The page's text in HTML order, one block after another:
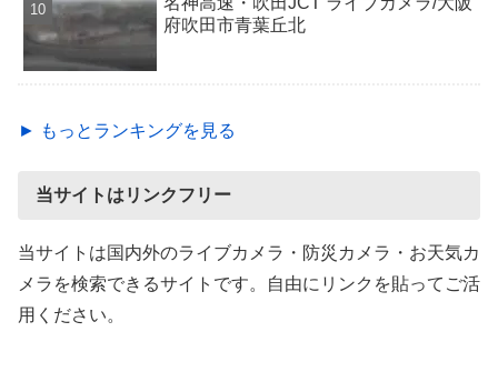
府吹田市青葉丘北
► もっとランキングを見る
当サイトはリンクフリー
当サイトは国内外のライブカメラ・防災カメラ・お天気カ
メラを検索できるサイトです。自由にリンクを貼ってご活
用ください。